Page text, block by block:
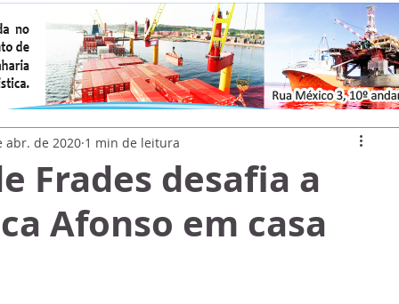
Frades desafia a
Afonso em casa
abr. de 2020 1 min de leitura